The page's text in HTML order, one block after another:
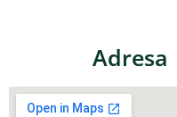
Adresa